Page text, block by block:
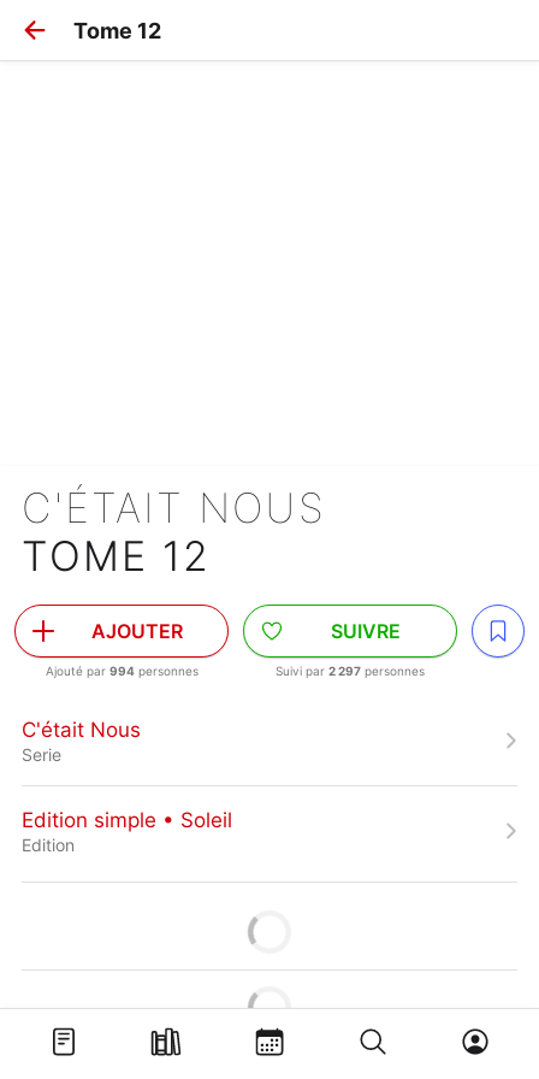
Tome 12
C'ÉTAIT NOUS
TOME 12
AJOUTER
Ajouté par 994personnes
SUIVRE
Suivi par 2 297 personnes
C'était Nous
Serie
Edition simple • Soleil
Edition